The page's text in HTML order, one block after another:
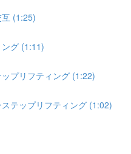
(1:25)
グ (1:11)
プリフティング (1:22)
テップリフティング (1:02)